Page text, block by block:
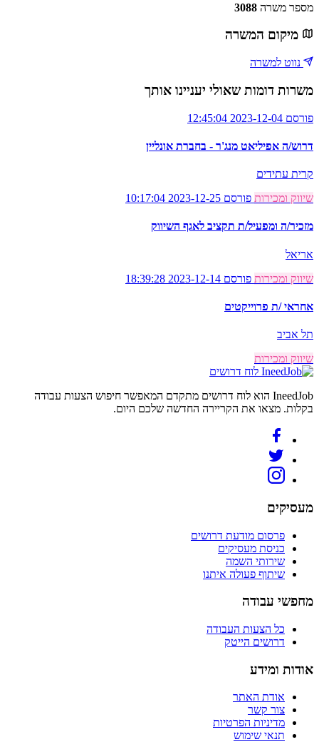
מספר משרה 3088
מיקום המשרה
נווט למשרה
משרות דומות שאולי יעניינו אותך
פורסם 2023-12-04 12:45:04
דרוש/ה אפיליאט מנג'ר - בחברת אונליין
קרית עתידים
שיווק ומכירות פורסם 2023-12-25 10:17:04
מזכיר/ה ומפעיל/ת תקציב לאגף השיווק
אריאל
שיווק ומכירות פורסם 2023-12-14 18:39:28
אחראי /ת פרוייקטים
תל אביב
שיווק ומכירות
לוח דרושים
IneedJob הוא לוח דרושים מתקדם המאפשר חיפוש הצעות עבודה
בקלות. מצאו את הקריירה החדשה שלכם היום.
מעסיקים
פרסום מודעת דרושים
כניסת מעסיקים
שירותי השמה
שיתוף פעולה איתנו
מחפשי עבודה
כל הצעות העבודה
דרושים הייטק
אודות ומידע
אודת האתר
צור קשר
מדיניות הפרטיות
תנאי שימוש